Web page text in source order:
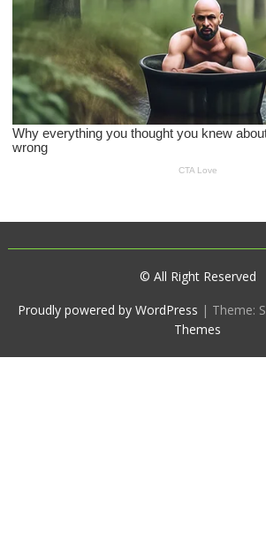
© All Right Reserved
Proudly powered by WordPress | Theme:
Themes